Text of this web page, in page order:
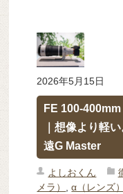
2026年5月15日
FE 100-
｜想像より軽
遠G Master
よしおくん
メラ） ,α（レンズ）